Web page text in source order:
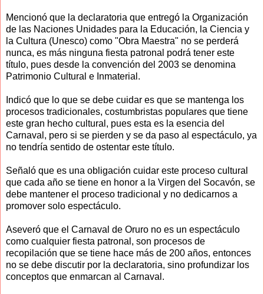
Mencionó que la declaratoria que entregó la Organización
de las Naciones Unidades para la Educación, la Ciencia y
la Cultura (Unesco) como "Obra Maestra" no se perderá
nunca, es más ninguna fiesta patronal podrá tener este
título, pues desde la convención del 2003 se denomina
Patrimonio Cultural e Inmaterial.
Indicó que lo que se debe cuidar es que se mantenga los
procesos tradicionales, costumbristas populares que tiene
este gran hecho cultural, pues esta es la esencia del
Carnaval, pero si se pierden y se da paso al espectáculo, ya
no tendría sentido de ostentar este título.
Señaló que es una obligación cuidar este proceso cultural
que cada año se tiene en honor a la Virgen del Socavón, se
debe mantener el proceso tradicional y no dedicarnos a
promover solo espectáculo.
Aseveró que el Carnaval de Oruro no es un espectáculo
como cualquier fiesta patronal, son procesos de
recopilación que se tiene hace más de 200 años, entonces
no se debe discutir por la declaratoria, sino profundizar los
conceptos que enmarcan al Carnaval.